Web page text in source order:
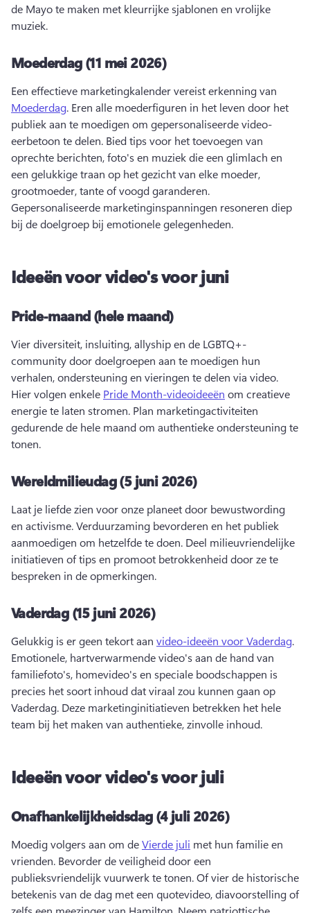
de Mayo te maken met kleurrijke sjablonen en vrolijke
muziek.
Moederdag (11 mei 2026)
Een effectieve marketingkalender vereist erkenning van
Moederdag. Eren alle moederfiguren in het leven door het
publiek aan te moedigen om gepersonaliseerde video-
eerbetoon te delen. Bied tips voor het toevoegen van
oprechte berichten, foto's en muziek die een glimlach en
een gelukkige traan op het gezicht van elke moeder,
Gepersonaliseerde marketinginspanningen resoneren diep
bij de doelgroep bij emotionele gelegenheden.
Ideeën voor video's voor juni
Pride-maand (hele maand)
Vier diversiteit, insluiting, allyship en de LGBTQ+-
community door doelgroepen aan te moedigen hun
Hier volgen enkele Pride Month-videoideeën om creatieve
energie te laten stromen. Plan marketingactiviteiten
gedurende de hele maand om authentieke ondersteuning te
tonen.
Wereldmilieudag (5 juni 2026)
Laat je liefde zien voor onze planeet door bewustwording
en activisme. Verduurzaming bevorderen en het publiek
aanmoedigen om hetzelfde te doen. Deel milieuvriendelijke
initiatieven of tips en promoot betrokkenheid door ze te
bespreken in de opmerkingen.
Vaderdag (15 juni 2026)
Gelukkig is er geen tekort aan video-ideeën voor Vaderdag
Emotionele, hartverwarmende video's aan de hand van
familiefoto's, homevideo's en speciale boodschappen is
precies het soort inhoud dat viraal zou kunnen gaan op
Vaderdag. Deze marketinginitiatieven betrekken het hele
team bij het maken van authentieke, zinvolle inhoud.
Ideeën voor video's voor juli
Onafhankelijkheidsdag (4 juli 2026)
Moedig volgers aan om de Vierde juli met hun familie en
vrienden. Bevorder de veiligheid door een
publieksvriendelijk vuurwerk te tonen. Of vier de historische
betekenis van de dag met een quotevideo, diavoorstelling of